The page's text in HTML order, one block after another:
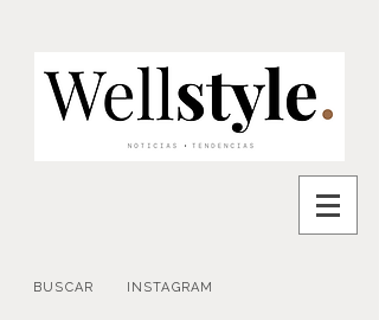
BUSCAR INSTAGRAM